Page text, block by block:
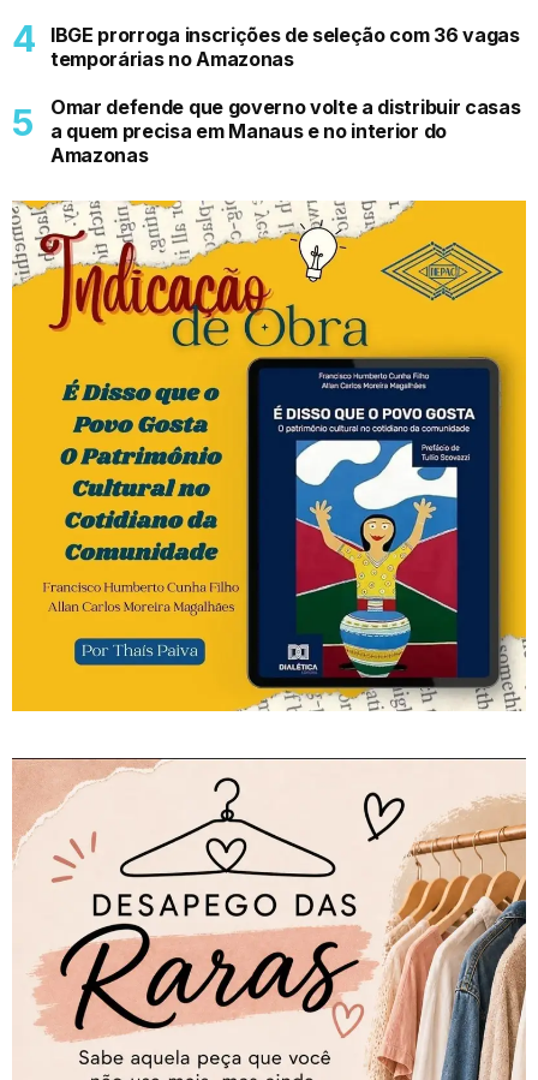
IBGE prorroga inscrições de seleção com 36 vagas
temporárias no Amazonas
Omar defende que governo volte a distribuir casas
a quem precisa em Manaus e no interior do
Amazonas